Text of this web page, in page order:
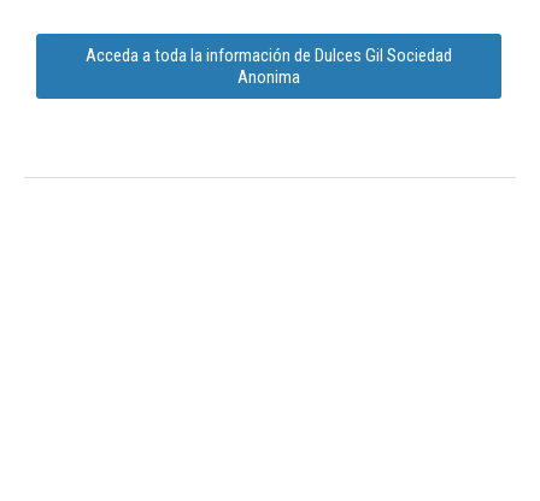
Acceda a toda la información de Dulces Gil Sociedad
Anonima